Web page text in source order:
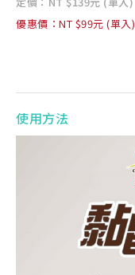
優惠價：NT $99元 (單入)
使用方法